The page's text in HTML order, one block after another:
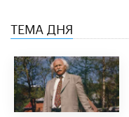
ТЕМА ДНЯ